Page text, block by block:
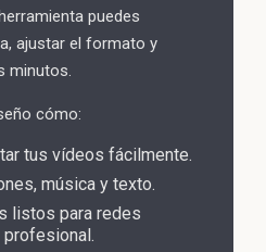
puedes
ajustar el formato y
minutos.
cómo:
tus vídeos fácilmente.
música y texto.
listos para redes